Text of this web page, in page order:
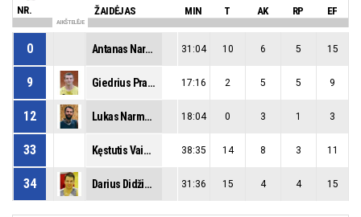
NR. ŽAIDĖJAS MIN T AK RP EF
AIKŠTELĖJE
0 Antanas Narmontas 31:04 10 6 5 15
9 Giedrius Prabulis 17:16 2 5 5 9
12 Lukas Narmontas 18:04 0 3 1 3
33 Kęstutis Vaidila 38:35 14 8 3 11
34 Darius Didžiūnas 31:36 15 4 4 15